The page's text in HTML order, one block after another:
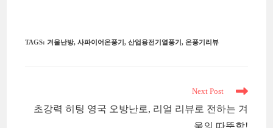
TAGS: 겨울난방, 사파이어온풍기, 산업용전기열풍기, 온풍기리뷰
articles
Next Post
초강력 히팅 영국 오방난로, 리얼 리뷰로 전하는 겨
울의 따뜻함!